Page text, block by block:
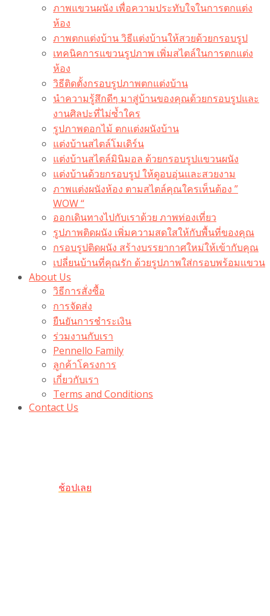
ภาพแขวนผนัง เพื่อความประทับใจในการตกแต่ง
ห้อง
ภาพตกแต่งบ้าน วิธีแต่งบ้านให้สวยด้วยกรอบรูป
เทคนิคการแขวนรูปภาพ เพิ่มสไตล์ในการตกแต่ง
ห้อง
วิธีติดตั้งกรอบรูปภาพตกแต่งบ้าน
นำความรู้สึกดีๆ มาสู่บ้านของคุณด้วยกรอบรูปและ
งานศิลปะที่ไม่ซ้ำใคร
รูปภาพดอกไม้ ตกแต่งผนังบ้าน
แต่งบ้านสไตล์โมเดิร์น
แต่งบ้านสไตล์มินิมอล ด้วยกรอบรูปแขวนผนัง
แต่งบ้านด้วยกรอบรูป ให้ดูอบอุ่นและสวยงาม
ภาพแต่งผนังห้อง ตามสไตล์คุณใครเห็นต้อง ”
WOW “
ออกเดินทางไปกับเราด้วย ภาพท่องเที่ยว
รูปภาพติดผนัง เพิ่มความสดใสให้กับพื้นที่ของคุณ
กรอบรูปติดผนัง สร้างบรรยากาศใหม่ให้เข้ากับคุณ
เปลี่ยนบ้านที่คุณรัก ด้วยรูปภาพใส่กรอบพร้อมแขวน​
About Us
วิธีการสั่งซื้อ
การจัดส่ง
ยืนยันการชำระเงิน
ร่วมงานกับเรา
Pennello Family
ลูกค้าโครงการ
เกี่ยวกับเรา
Terms and Conditions
Contact Us
ช้อปเลย